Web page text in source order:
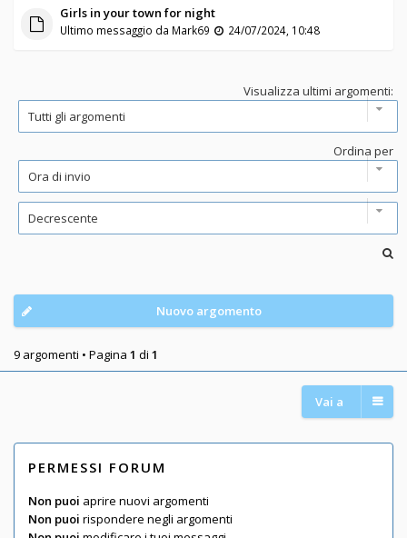
Girls in your town for night
Ultimo messaggio da Mark69 24/07/2024, 10:48
Visualizza ultimi argomenti:
Ordina per
Nuovo argomento
9 argomenti • Pagina 1 di 1
Vai a
PERMESSI FORUM
Non puoi aprire nuovi argomenti
Non puoi rispondere negli argomenti